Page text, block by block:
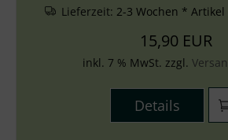
Lieferzeit: 2-3 Wochen *
15,90 EUR
inkl. 7 % MwSt. zzgl.
Details